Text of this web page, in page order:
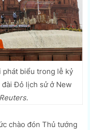
phát biểu trong lễ kỷ
đài Đỏ lịch sử ở New
Reuters.
chào đón Thủ tướng